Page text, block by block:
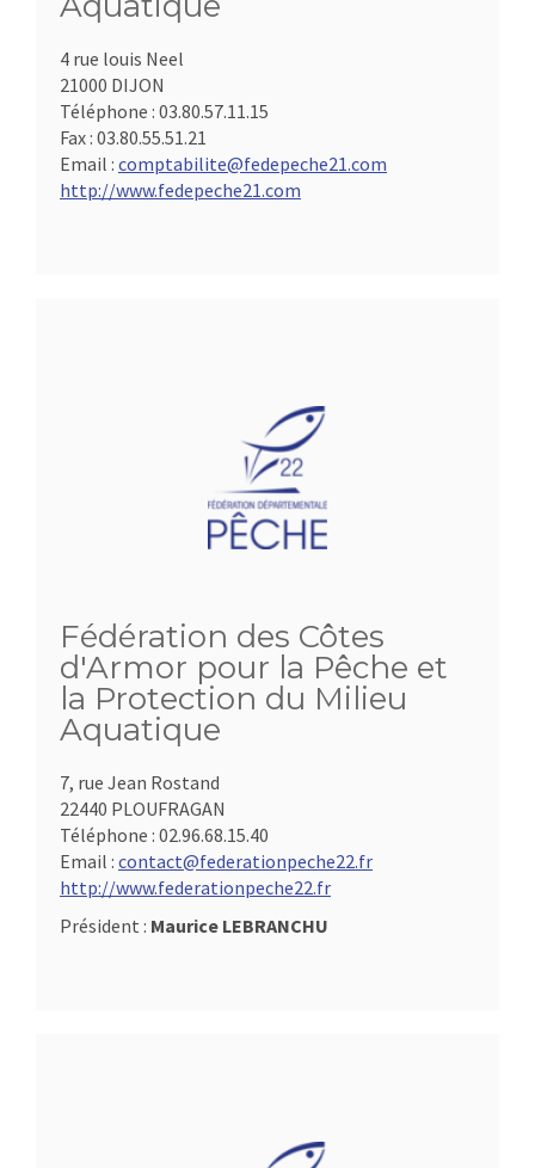
4 rue louis Neel
21000 DIJON
Téléphone : 03.80.57.11.15
Fax : 03.80.55.51.21
Email : comptabilite@fedepeche21.com
http://www.fedepeche21.com
Fédération des Côtes
d'Armor pour la Pêche et
la Protection du Milieu
Aquatique
7, rue Jean Rostand
22440 PLOUFRAGAN
Téléphone : 02.96.68.15.40
Email : contact@federationpeche22.fr
http://www.federationpeche22.fr
Président : Maurice LEBRANCHU